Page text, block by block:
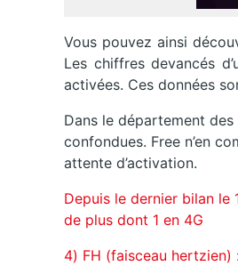
Vous pouvez ainsi
Les chiffres devancés
activées. Ces données
Dans le département
confondues. Free n’en
attente d’activation.
Depuis le dernier bilan le
de plus dont 1 en 4G
4) FH (faisceau hertzien)